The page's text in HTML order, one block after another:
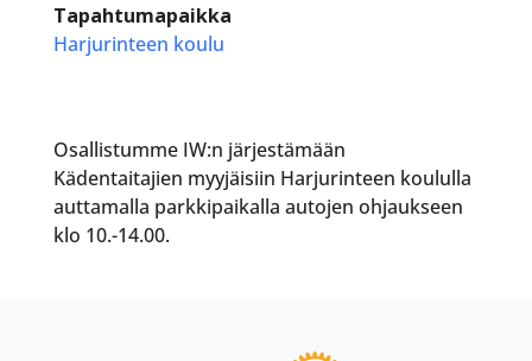
Tapahtumapaikka
Harjurinteen koulu
Osallistumme IW:n järjestämään
Kädentaitajien myyjäisiin Harjurinteen koululla
auttamalla parkkipaikalla autojen ohjaukseen
klo 10.-14.00.